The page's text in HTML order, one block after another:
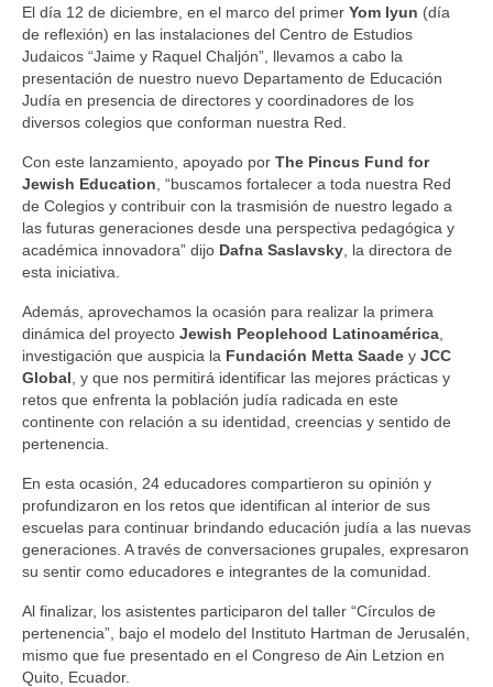
El día 12 de diciembre, en el marco del primer Yom Iyun (día
de reflexión) en las instalaciones del Centro de Estudios
Judaicos “Jaime y Raquel Chaljón”, llevamos a cabo la
presentación de nuestro nuevo Departamento de Educación
Judía en presencia de directores y coordinadores de los
diversos colegios que conforman nuestra Red.
Con este lanzamiento, apoyado por The Pincus Fund for
Jewish Education , “buscamos fortalecer a toda nuestra Red
de Colegios y contribuir con la trasmisión de nuestro legado a
las futuras generaciones desde una perspectiva pedagógica y
académica innovadora” dijo Dafna Saslavsky , la directora de
esta iniciativa.
Además, aprovechamos la ocasión para realizar la primera
dinámica del proyecto Jewish Peoplehood Latinoamérica
investigación que auspicia la Fundación Metta Saade y JCC
Global , y que nos permitirá identificar las mejores prácticas y
retos que enfrenta la población judía radicada en este
continente con relación a su identidad, creencias y sentido de
pertenencia.
En esta ocasión, 24 educadores compartieron su opinión y
profundizaron en los retos que identifican al interior de sus
escuelas para continuar brindando educación judía a las nuevas
generaciones. A través de conversaciones grupales, expresaron
su sentir como educadores e integrantes de la comunidad.
Al finalizar, los asistentes participaron del taller “Círculos de
pertenencia”, bajo el modelo del Instituto Hartman de Jerusalén,
mismo que fue presentado en el Congreso de Ain Letzion en
Quito, Ecuador.